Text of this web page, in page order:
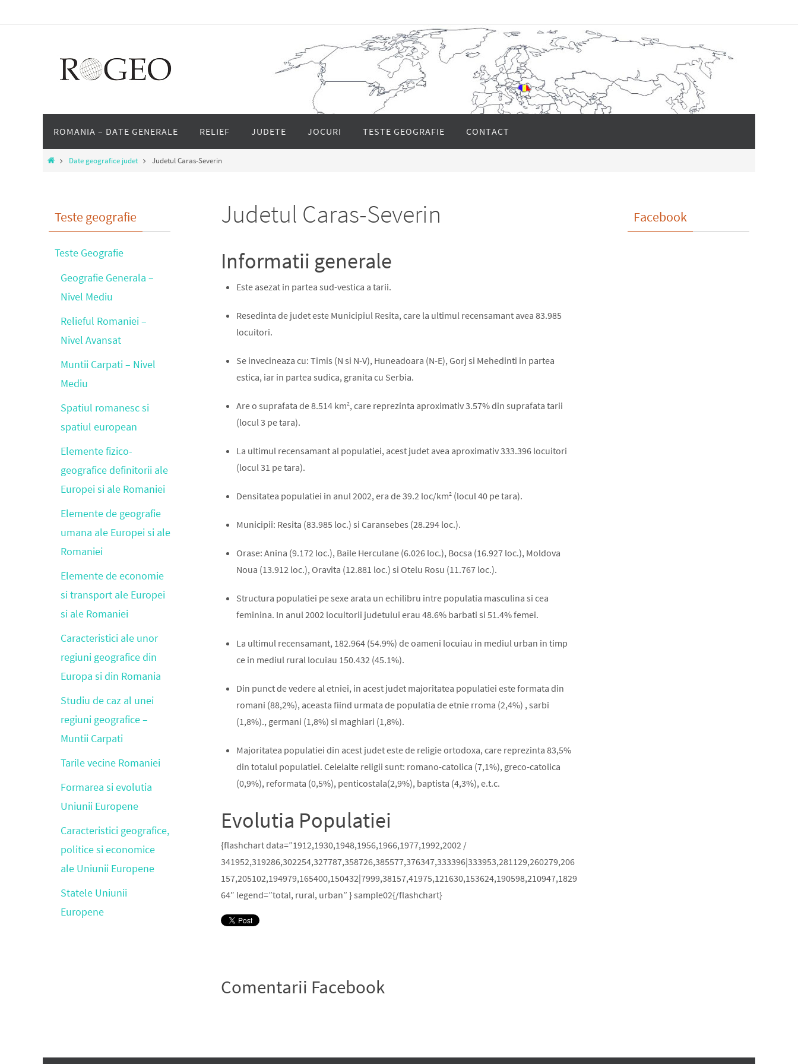
content
ROMANIA – DATE GENERALE RELIEF JUDETE JOCURI TESTE GEOGRAFIE CONTACT
HomeDate geografice judet Judetul Caras-Severin
Judetul Caras-Severin
Informatii generale
Este asezat in partea sud-vestica a tarii.
Resedinta de judet este Municipiul Resita, care la ultimul recensamant avea 83.985
locuitori.
Se invecineaza cu: Timis (N si N-V), Huneadoara (N-E), Gorj si Mehedinti in partea
estica, iar in partea sudica, granita cu Serbia.
Are o suprafata de 8.514 km2, care reprezinta aproximativ 3.57% din suprafata tarii
(locul 3 pe tara).
La ultimul recensamant al populatiei, acest judet avea aproximativ 333.396 locuitori
(locul 31 pe tara).
Densitatea populatiei in anul 2002, era de 39.2 loc/km2(locul 40 pe tara).
Municipii: Resita (83.985 loc.) si Caransebes (28.294 loc.).
Orase: Anina (9.172 loc.), Baile Herculane (6.026 loc.), Bocsa (16.927 loc.), Moldova
Noua (13.912 loc.), Oravita (12.881 loc.) si Otelu Rosu (11.767 loc.).
Structura populatiei pe sexe arata un echilibru intre populatia masculina si cea
feminina. In anul 2002 locuitorii judetului erau 48.6% barbati si 51.4% femei.
La ultimul recensamant, 182.964 (54.9%) de oameni locuiau in mediul urban in timp
ce in mediul rural locuiau 150.432 (45.1%).
Din punct de vedere al etniei, in acest judet majoritatea populatiei este formata din
romani (88,2%), aceasta fiind urmata de populatia de etnie rroma (2,4%) , sarbi
(1,8%)., germani (1,8%) si maghiari (1,8%).
Majoritatea populatiei din acest judet este de religie ortodoxa, care reprezinta 83,5%
din totalul populatiei. Celelalte religii sunt: romano-catolica (7,1%), greco-catolica
(0,9%), reformata (0,5%), penticostala(2,9%), baptista (4,3%), e.t.c.
Evolutia Populatiei
{flashchart data=”1912,1930,1948,1956,1966,1977,1992,2002 /
341952,319286,302254,327787,358726,385577,376347,333396|333953,281129,260279,206
157,205102,194979,165400,150432|7999,38157,41975,121630,153624,190598,210947,1829
64″ legend=”total, rural, urban” } sample02{/flashchart}
Comentarii Facebook
Teste geografie
Teste Geografie
Geografie Generala –
Nivel Mediu
Relieful Romaniei –
Nivel Avansat
Muntii Carpati – Nivel
Mediu
Spatiul romanesc si
spatiul european
Elemente fizico-
geografice definitorii ale
Europei si ale Romaniei
Elemente de geografie
umana ale Europei si ale
Romaniei
Elemente de economie
si transport ale Europei
si ale Romaniei
Caracteristici ale unor
regiuni geografice din
Europa si din Romania
Studiu de caz al unei
regiuni geografice –
Muntii Carpati
Tarile vecine Romaniei
Formarea si evolutia
Uniunii Europene
Caracteristici geografice,
politice si economice
ale Uniunii Europene
Statele Uniunii
Europene
Facebook